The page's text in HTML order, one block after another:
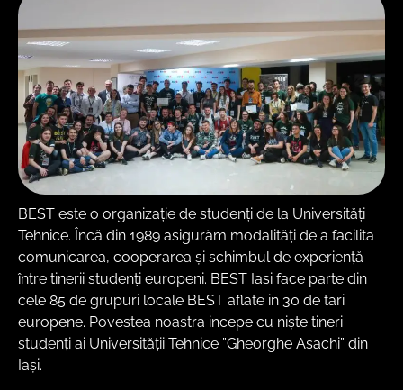
BEST este o organizație de studenți de la Universități
Tehnice. Încă din 1989 asigurăm modalităţi de a facilita
comunicarea, cooperarea și schimbul de experienţă
între tinerii studenţi europeni. BEST Iasi face parte din
cele 85 de grupuri locale BEST aflate in 30 de tari
europene. Povestea noastra incepe cu niște tineri
studenți ai Universității Tehnice ”Gheorghe Asachi” din
Iași.